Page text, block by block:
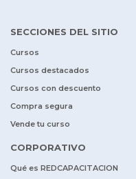
SECCIONES DEL SITIO
Cursos
Cursos destacados
Cursos con descuento
Compra segura
Vende tu curso
CORPORATIVO
Qué es REDCAPACITACION